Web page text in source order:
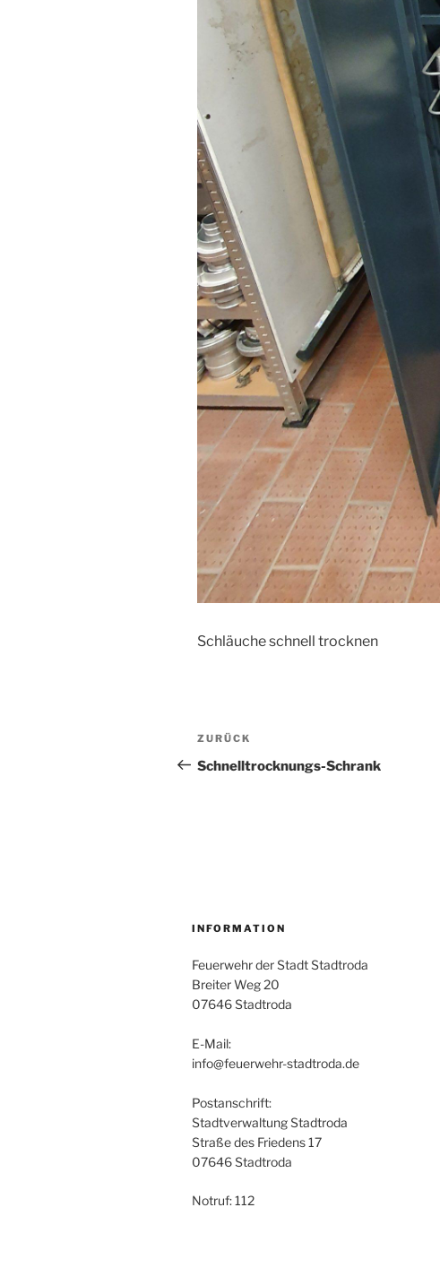
Schläuche schnell trocknen
Beitragsnavigation
Vorheriger
Beitrag
ZURÜCK
Schnelltrocknungs-Schrank
INFORMATION
Feuerwehr der Stadt Stadtroda
Breiter Weg 20
07646 Stadtroda
E-Mail:
info@feuerwehr-stadtroda.de
Postanschrift:
Stadtverwaltung Stadtroda
Straße des Friedens 17
07646 Stadtroda
Notruf: 112